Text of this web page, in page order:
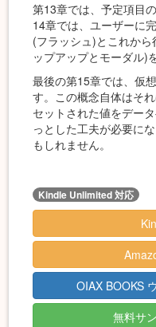
第13章では、予定項目
14章では、ユーザーに
(フラッシュ)とこれか
ップアップとモーダル)
最後の第15章では、仮
す。この概念自体はそ
セットされた値をデー
っとした工夫が必要に
もしれません。
Kindle Unlimited 対応
OIAX BOOKS
無料サ